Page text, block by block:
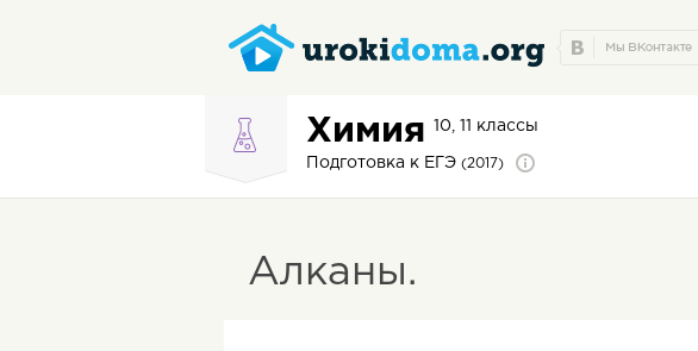
Химия 10, 11 классы
Подготовка к ЕГЭ (2017)
Алканы.